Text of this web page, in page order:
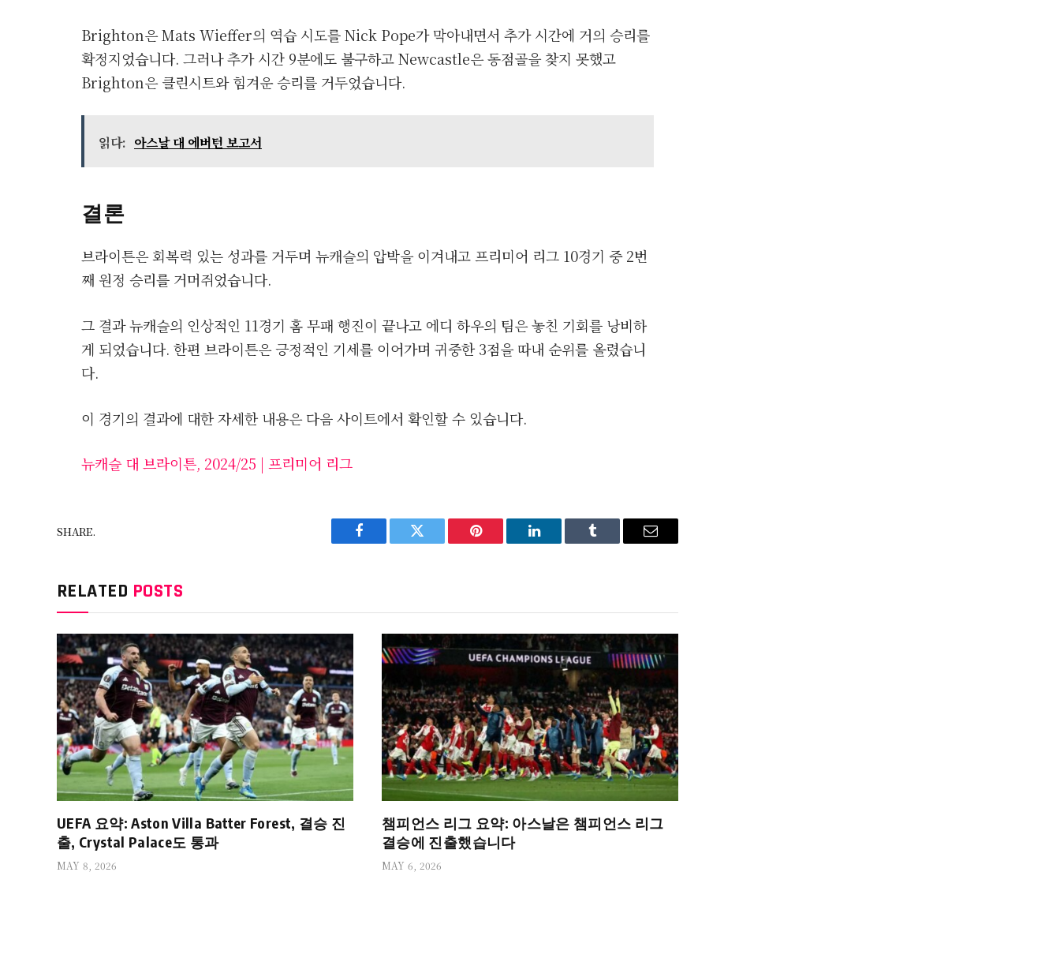
Brighton은 Mats Wieffer의 역습 시도를 Nick Pope가 막아내면서 추가 시간에 거의 승리를
확정지었습니다. 그러나 추가 시간 9분에도 불구하고 Newcastle은 동점골을 찾지 못했고
Brighton은 클린시트와 힘겨운 승리를 거두었습니다.
읽다: 아스날 대 에버턴 보고서
결론
브라이튼은 회복력 있는 성과를 거두며 뉴캐슬의 압박을 이겨내고 프리미어 리그 10경기 중 2번
째 원정 승리를 거머쥐었습니다.
그 결과 뉴캐슬의 인상적인 11경기 홈 무패 행진이 끝나고 에디 하우의 팀은 놓친 기회를 낭비하
게 되었습니다. 한편 브라이튼은 긍정적인 기세를 이어가며 귀중한 3점을 따내 순위를 올렸습니
다.
이 경기의 결과에 대한 자세한 내용은 다음 사이트에서 확인할 수 있습니다.
뉴캐슬 대 브라이튼, 2024/25 | 프리미어 리그
SHARE.
Facebook Twitter Pinterest LinkedIn Tumblr Email
RELATED POSTS
UEFA 요약: Aston Villa Batter Forest, 결승 진
출, Crystal Palace도 통과
MAY 8, 2026
챔피언스 리그 요약: 아스날은 챔피언스 리그
결승에 진출했습니다
MAY 6, 2026